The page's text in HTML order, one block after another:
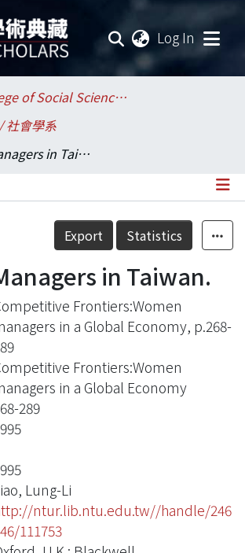
Log In
Collections
College of Social Sciences / 社會科學院
社會學系
Women Managers in Taiwan.
Details
Export Statistics
in Taiwan.
Frontiers:Women
in a Global Economy, p.268-
Frontiers:Women
in a Global Economy
289
Lung-Li
ntur.lib.ntu.edu.tw//handle/246
111753